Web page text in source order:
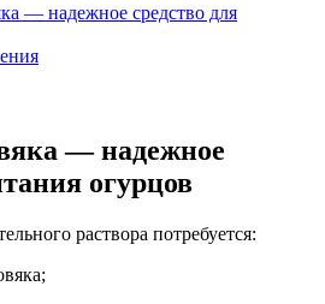
— надежное средство для
— надежное
огурцов
раствора потребуется: